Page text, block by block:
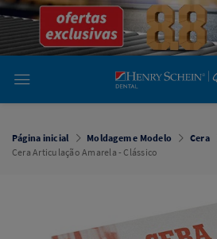
emDental
Cremer -
Henry Schein
Laboratório
Laboratório
Cremer -
Henry Schein
Página inicial Moldagem e Modelo
Cera
Cera Articulação Amarela - Clássico